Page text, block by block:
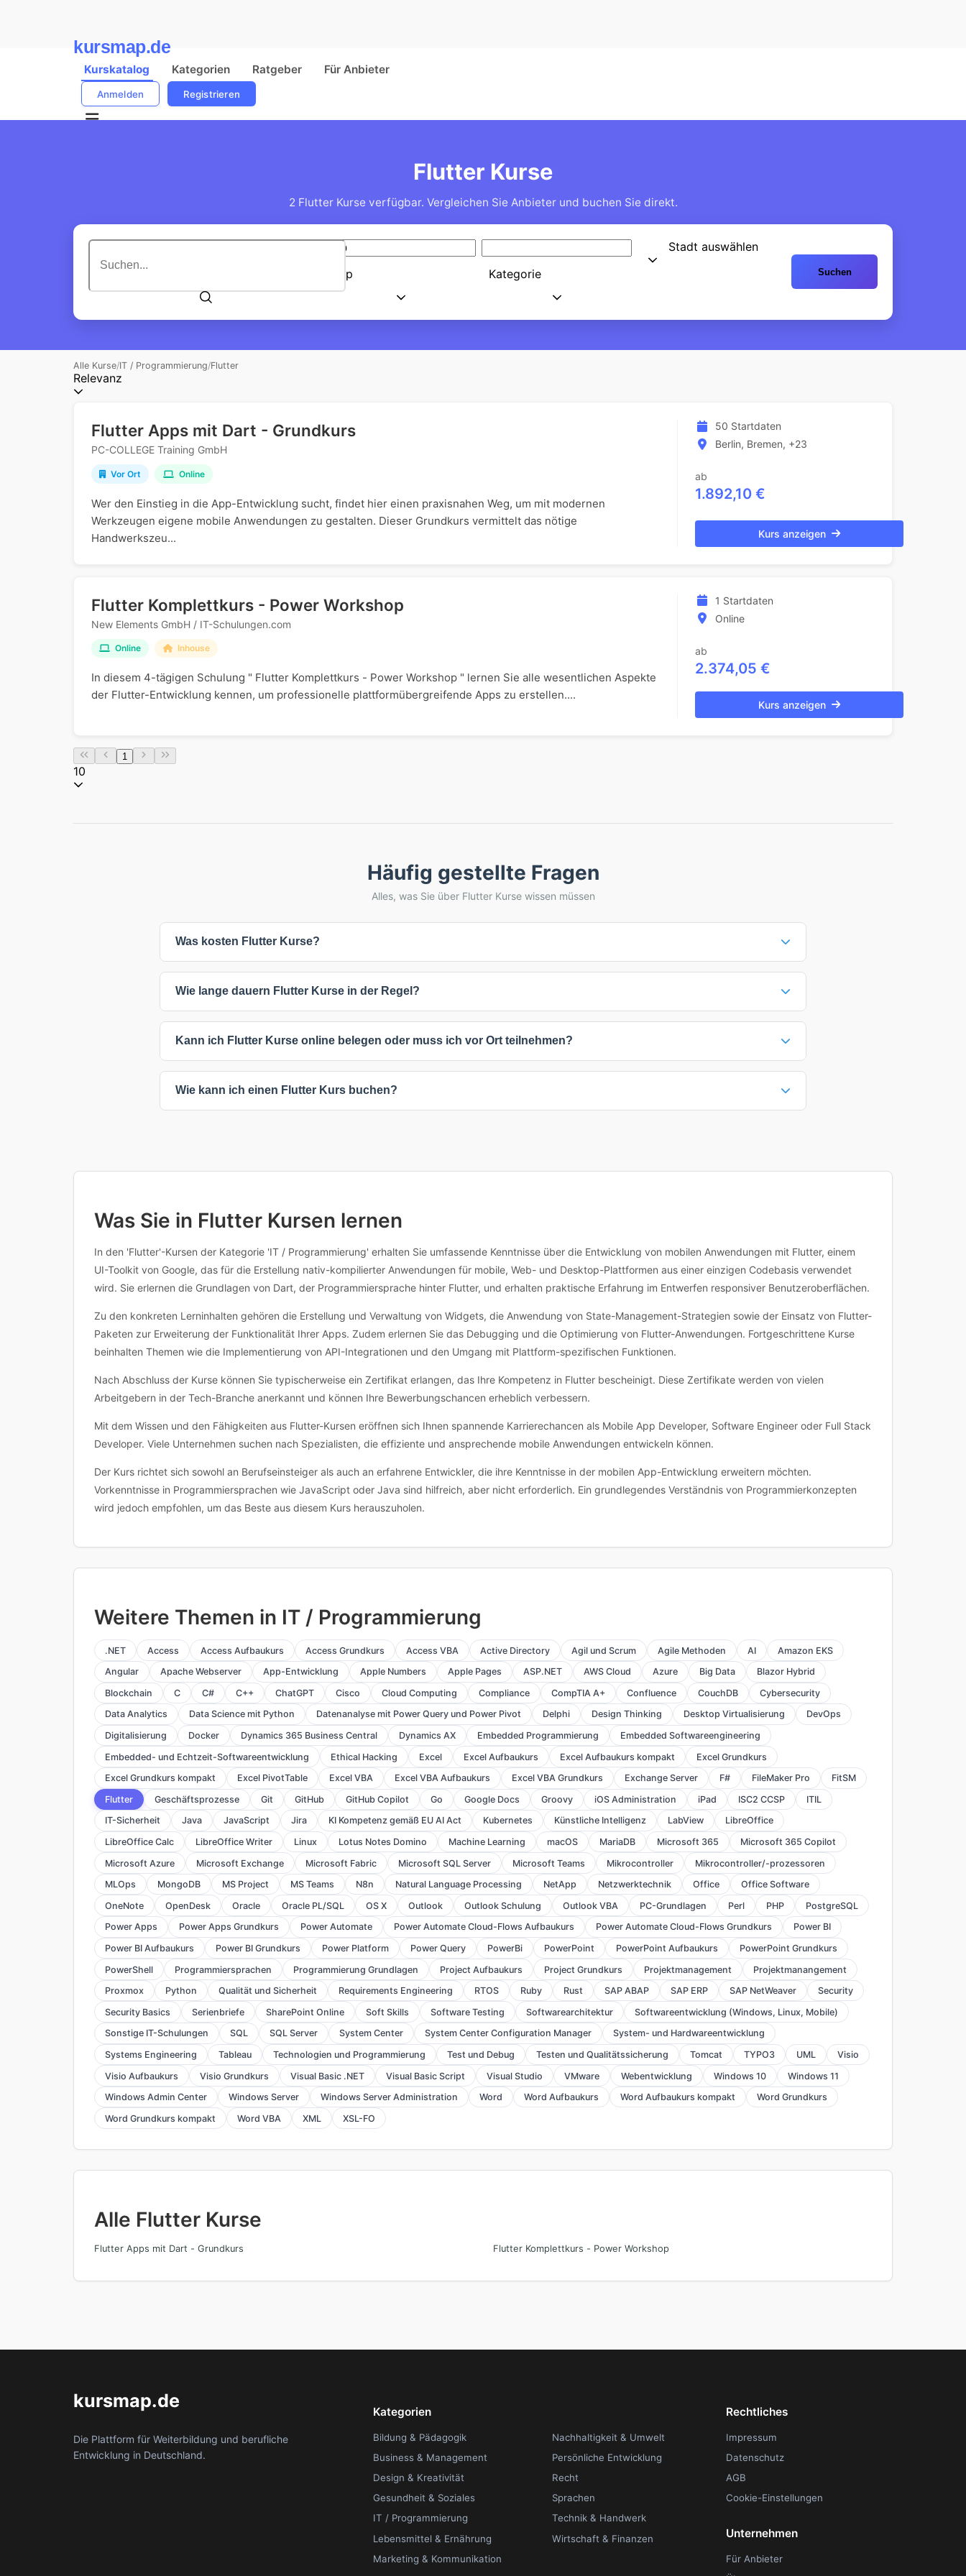
kursmap.de
Kurskatalog Kategorien Ratgeber Für Anbieter
Anmelden Registrieren
Flutter Kurse
2 Flutter Kurse verfügbar. Vergleichen Sie Anbieter und buchen Sie direkt.
Typ Kategorie
Stadt auswählen
Suchen
Alle Kurse/IT / Programmierung/Flutter
Relevanz
Flutter Apps mit Dart - Grundkurs
PC-COLLEGE Training GmbH
Vor Ort Online
Wer den Einstieg in die App-Entwicklung sucht, findet hier einen praxisnahen Weg, um mit modernen
Werkzeugen eigene mobile Anwendungen zu gestalten. Dieser Grundkurs vermittelt das nötige
Handwerkszeu...
50 Startdaten
Berlin, Bremen, +23
ab
1.892,10 €
Kurs anzeigen
Flutter Komplettkurs - Power Workshop
New Elements GmbH / IT-Schulungen.com
Online Inhouse
In diesem 4-tägigen Schulung " Flutter Komplettkurs - Power Workshop " lernen Sie alle wesentlichen Aspekte
der Flutter-Entwicklung kennen, um professionelle plattformübergreifende Apps zu erstellen....
1 Startdaten
Online
ab
2.374,05 €
Kurs anzeigen
1
10
Häufig gestellte Fragen
Alles, was Sie über Flutter Kurse wissen müssen
Was kosten Flutter Kurse?
Teilnehmerzahl, Kursdauer oder spezifischen Anforderungen richten. Die angegebenen Preise verstehen sich inklusive
Mehrwertsteuer.
Wie lange dauern Flutter Kurse in der Regel?
Intensität ab - intensive Kompaktkurse sind oft kürzer, während umfassende Weiterbildungen mehr Zeit in Anspruch nehmen.
Kann ich Flutter Kurse online belegen oder muss ich vor Ort teilnehmen?
bieten maximale Flexibilität, während Präsenzkurse direkten Austausch ermöglichen. Inhouse-Schulungen können individuell an
Ihre Unternehmensbedürfnisse angepasst werden.
Wie kann ich einen Flutter Kurs buchen?
Was Sie in Flutter Kursen lernen
In den 'Flutter'-Kursen der Kategorie 'IT / Programmierung' erhalten Sie umfassende Kenntnisse über die Entwicklung von mobilen Anwendungen mit Flutter, einem
UI-Toolkit von Google, das für die Erstellung nativ-kompilierter Anwendungen für mobile, Web- und Desktop-Plattformen aus einer einzigen Codebasis verwendet
wird. Sie erlernen die Grundlagen von Dart, der Programmiersprache hinter Flutter, und erhalten praktische Erfahrung im Entwerfen responsiver Benutzeroberflächen.
Zu den konkreten Lerninhalten gehören die Erstellung und Verwaltung von Widgets, die Anwendung von State-Management-Strategien sowie der Einsatz von Flutter-
Paketen zur Erweiterung der Funktionalität Ihrer Apps. Zudem erlernen Sie das Debugging und die Optimierung von Flutter-Anwendungen. Fortgeschrittene Kurse
beinhalten Themen wie die Implementierung von API-Integrationen und den Umgang mit Plattform-spezifischen Funktionen.
Nach Abschluss der Kurse können Sie typischerweise ein Zertifikat erlangen, das Ihre Kompetenz in Flutter bescheinigt. Diese Zertifikate werden von vielen
Arbeitgebern in der Tech-Branche anerkannt und können Ihre Bewerbungschancen erheblich verbessern.
Mit dem Wissen und den Fähigkeiten aus Flutter-Kursen eröffnen sich Ihnen spannende Karrierechancen als Mobile App Developer, Software Engineer oder Full Stack
Developer. Viele Unternehmen suchen nach Spezialisten, die effiziente und ansprechende mobile Anwendungen entwickeln können.
Der Kurs richtet sich sowohl an Berufseinsteiger als auch an erfahrene Entwickler, die ihre Kenntnisse in der mobilen App-Entwicklung erweitern möchten.
Vorkenntnisse in Programmiersprachen wie JavaScript oder Java sind hilfreich, aber nicht erforderlich. Ein grundlegendes Verständnis von Programmierkonzepten
wird jedoch empfohlen, um das Beste aus diesem Kurs herauszuholen.
Weitere Themen in IT / Programmierung
.NET Access Access Aufbaukurs Access Grundkurs Access VBA Active Directory Agil und Scrum Agile Methoden AI
Amazon EKS
Angular
Apache Webserver App-Entwicklung Apple Numbers Apple Pages ASP.NET AWS Cloud Azure Big Data
Blazor Hybrid
Blockchain
C C# C++ ChatGPT Cisco Cloud Computing Compliance CompTIA A+ Confluence CouchDB
Cybersecurity
Data Analytics
Data Science mit Python Datenanalyse mit Power Query und Power Pivot Delphi Design Thinking Desktop Virtualisierung
DevOps
Digitalisierung
Docker Dynamics 365 Business Central Dynamics AX Embedded Programmierung
Embedded Softwareengineering
Embedded- und Echtzeit-Softwareentwicklung
Ethical Hacking Excel Excel Aufbaukurs Excel Aufbaukurs kompakt
Excel Grundkurs
Excel Grundkurs kompakt
Excel PivotTable Excel VBA Excel VBA Aufbaukurs Excel VBA Grundkurs Exchange Server F# FileMaker Pro
FitSM
Flutter
Geschäftsprozesse Git GitHub GitHub Copilot Go Google Docs Groovy iOS Administration iPad ISC2 CCSP
ITIL
IT-Sicherheit
Java JavaScript Jira KI Kompetenz gemäß EU AI Act Kubernetes Künstliche Intelligenz LabView
LibreOffice
LibreOffice Calc
LibreOffice Writer Linux Lotus Notes Domino Machine Learning macOS MariaDB Microsoft 365
Microsoft 365 Copilot
Microsoft Azure
Microsoft Exchange Microsoft Fabric Microsoft SQL Server Microsoft Teams Mikrocontroller
Mikrocontroller/-prozessoren
MLOps
MongoDB MS Project MS Teams N8n Natural Language Processing NetApp Netzwerktechnik Office
Office Software
OneNote
OpenDesk Oracle Oracle PL/SQL OS X Outlook Outlook Schulung Outlook VBA PC-Grundlagen Perl PHP
PostgreSQL
Power Apps
Power Apps Grundkurs Power Automate Power Automate Cloud-Flows Aufbaukurs Power Automate Cloud-Flows Grundkurs
Power BI
Power BI Aufbaukurs
Power BI Grundkurs Power Platform Power Query PowerBi PowerPoint PowerPoint Aufbaukurs
PowerPoint Grundkurs
PowerShell
Programmiersprachen Programmierung Grundlagen Project Aufbaukurs Project Grundkurs Projektmanagement
Projektmanangement
Proxmox
Python Qualität und Sicherheit Requirements Engineering RTOS Ruby Rust SAP ABAP SAP ERP SAP NetWeaver
Security
Security Basics
Serienbriefe SharePoint Online Soft Skills Software Testing Softwarearchitektur
Softwareentwicklung (Windows, Linux, Mobile)
Sonstige IT-Schulungen
SQL SQL Server System Center System Center Configuration Manager
System- und Hardwareentwicklung
Systems Engineering
Tableau Technologien und Programmierung Test und Debug Testen und Qualitätssicherung Tomcat TYPO3 UML
Visio
Visio Aufbaukurs
Visio Grundkurs Visual Basic .NET Visual Basic Script Visual Studio VMware Webentwicklung Windows 10
Windows 11
Windows Admin Center
Windows Server Windows Server Administration Word Word Aufbaukurs Word Aufbaukurs kompakt
Word Grundkurs
Word Grundkurs kompakt
Word VBA XML XSL-FO
Alle Flutter Kurse
Flutter Apps mit Dart - Grundkurs Flutter Komplettkurs - Power Workshop
kursmap.de
Die Plattform für Weiterbildung und berufliche
Entwicklung in Deutschland.
Kategorien
Bildung & Pädagogik
Business & Management
Design & Kreativität
Gesundheit & Soziales
IT / Programmierung
Lebensmittel & Ernährung
Marketing & Kommunikation
Nachhaltigkeit & Umwelt
Persönliche Entwicklung
Recht
Sprachen
Technik & Handwerk
Wirtschaft & Finanzen
Rechtliches
Impressum
Datenschutz
AGB
Cookie-Einstellungen
Unternehmen
Für Anbieter